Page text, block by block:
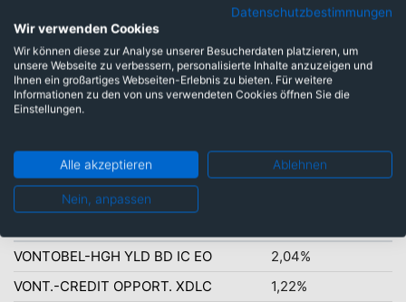
Euro: 85,78%
US-Dollar: 5,70%
VONTOBEL-HGH YLD BD IC EO
2,04%
VONT.-CREDIT OPPORT. XDLC
1,22%
Datenschutzbestimmungen
Wir verwenden Cookies
Wir können diese zur Analyse unserer Besucherdaten platzieren, um
unsere Webseite zu verbessern, personalisierte Inhalte anzuzeigen und
Ihnen ein großartiges Webseiten-Erlebnis zu bieten. Für weitere
Informationen zu den von uns verwendeten Cookies öffnen Sie die
Einstellungen.
Alle akzeptieren Ablehnen
Nein, anpassen